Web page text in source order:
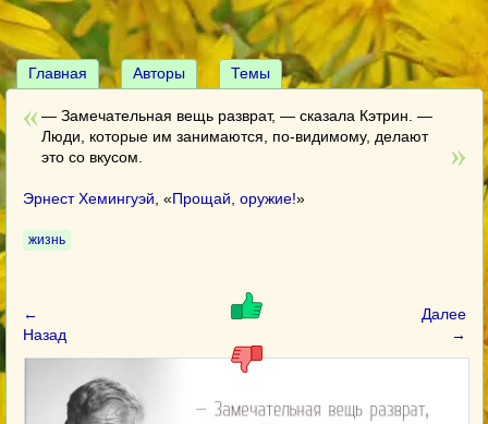
Главная Авторы Темы
— Замечательная вещь разврат, — сказала Кэтрин. —
Люди, которые им занимаются, по-видимому, делают
это со вкусом.
Эрнест Хемингуэй , «Прощай, оружие!»
жизнь
←
Назад
Далее
→